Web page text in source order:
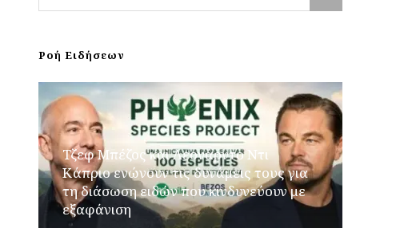
Ροή Ειδήσεων
Τζεφ Μπέζος και Λεονάρντο Ντι
Κάπριο ενώνουν τις δυνάμεις τους για
τη διάσωση ειδών που κινδυνεύουν με
εξαφάνιση